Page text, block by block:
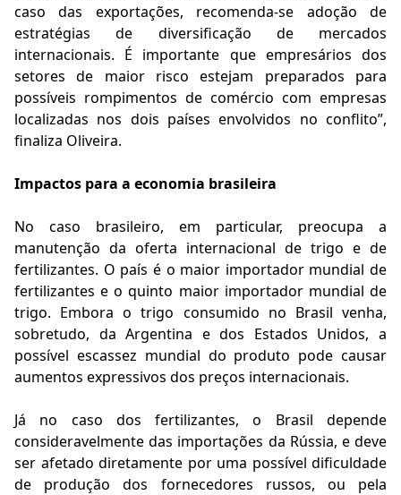
caso das exportações, recomenda-se adoção de
estratégias de diversificação de mercados
internacionais. É importante que empresários dos
setores de maior risco estejam preparados para
possíveis rompimentos de comércio com empresas
localizadas nos dois países envolvidos no conflito”,
finaliza Oliveira.
Impactos para a economia brasileira
No caso brasileiro, em particular, preocupa a
manutenção da oferta internacional de trigo e de
fertilizantes. O país é o maior importador mundial de
fertilizantes e o quinto maior importador mundial de
trigo. Embora o trigo consumido no Brasil venha,
sobretudo, da Argentina e dos Estados Unidos, a
possível escassez mundial do produto pode causar
aumentos expressivos dos preços internacionais.
Já no caso dos fertilizantes, o Brasil depende
consideravelmente das importações da Rússia, e deve
ser afetado diretamente por uma possível dificuldade
de produção dos fornecedores russos, ou pela